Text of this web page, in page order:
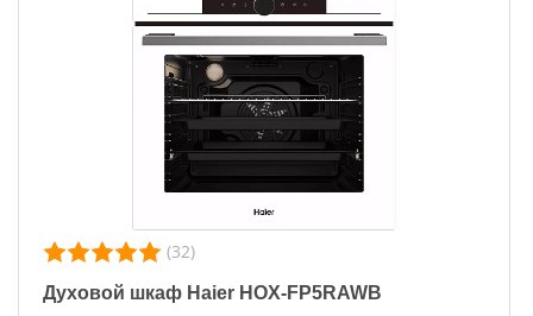
(32)
Духовой шкаф Haier HOX-FP5RAWB